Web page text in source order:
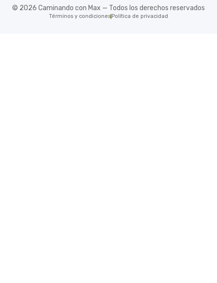
© 2026 Caminando con Max — Todos los derechos reservados
Términos y condiciones Política de privacidad